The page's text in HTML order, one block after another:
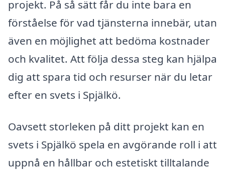
projekt. På så sätt får du inte bara en
förståelse för vad tjänsterna innebär, utan
även en möjlighet att bedöma kostnader
och kvalitet. Att följa dessa steg kan hjälpa
dig att spara tid och resurser när du letar
efter en svets i Spjälkö.
Oavsett storleken på ditt projekt kan en
svets i Spjälkö spela en avgörande roll i att
uppnå en hållbar och estetiskt tilltalande